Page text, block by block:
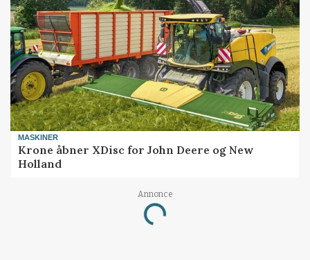
MASKINER
Krone åbner XDisc for John Deere og New
Holland
Annonce
Loading...